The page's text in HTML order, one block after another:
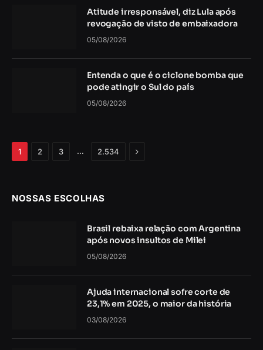
Atitude irresponsável, diz Lula após
revogação de visto de embaixadora
05/08/2026
Entenda o que é o ciclone bomba que
pode atingir o Sul do país
05/08/2026
1 2 3 … 2.534 Próximo
NOSSAS ESCOLHAS
Brasil rebaixa relação com Argentina
após novos insultos de Milei
05/08/2026
Ajuda internacional sofre corte de
23,1% em 2025, o maior da história
03/08/2026